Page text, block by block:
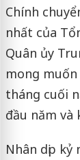
Chính
nhất của
Quân ủy
mong
tháng cuối
đầu năm và
Nhân dịp